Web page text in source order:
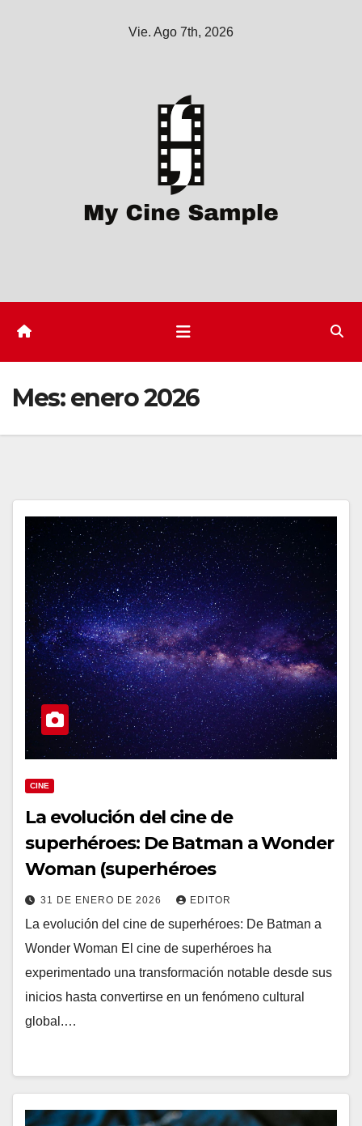
Vie. Ago 7th, 2026
Mes:enero 2026
CINE
La evolución del cine de
superhéroes: De Batman a Wonder
Woman (superhéroes
31 DE ENERO DE 2026 EDITOR
La evolución del cine de superhéroes: De Batman a
Wonder Woman El cine de superhéroes ha
experimentado una transformación notable desde sus
inicios hasta convertirse en un fenómeno cultural
global.…